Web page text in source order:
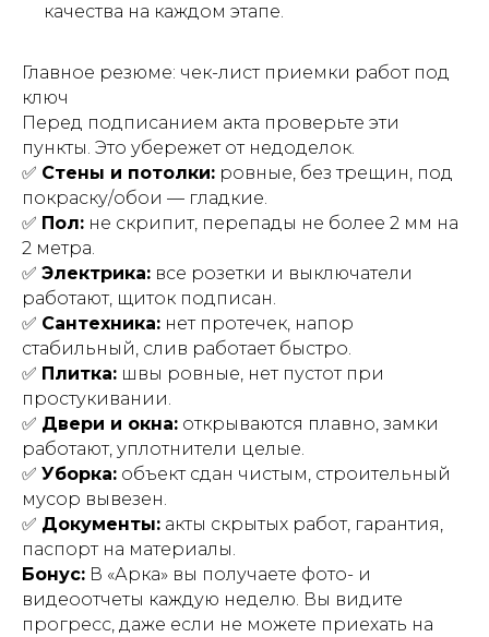
качества на каждом этапе.
Главное резюме: чек-лист приемки работ под
ключ
Перед подписанием акта проверьте эти
пункты. Это убережет от недоделок.
✅ Стены и потолки: ровные, без трещин, под
покраску/обои — гладкие.
✅ Пол: не скрипит, перепады не более 2 мм на
2 метра.
✅ Электрика: все розетки и выключатели
работают, щиток подписан.
✅ Сантехника: нет протечек, напор
стабильный, слив работает быстро.
✅ Плитка: швы ровные, нет пустот при
простукивании.
✅ Двери и окна: открываются плавно, замки
работают, уплотнители целые.
✅ Уборка: объект сдан чистым, строительный
мусор вывезен.
✅ Документы: акты скрытых работ, гарантия,
паспорт на материалы.
Бонус: В «Арка» вы получаете фото- и
видеоотчеты каждую неделю. Вы видите
прогресс, даже если не можете приехать на